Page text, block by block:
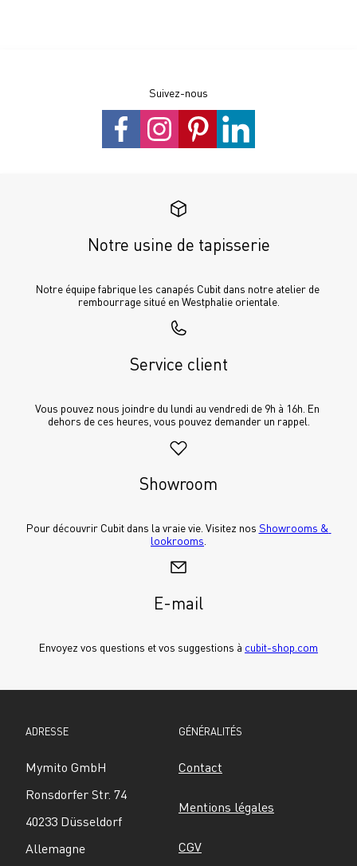
Suivez-nous
Notre usine de tapisserie
Notre équipe fabrique les canapés Cubit dans notre atelier de
rembourrage situé en Westphalie orientale.
Service client
Vous pouvez nous joindre du lundi au vendredi de 9h à 16h. En
dehors de ces heures, vous pouvez demander un rappel.
Showroom
Pour découvrir Cubit dans la vraie vie. Visitez nos Showrooms &
lookrooms
E-mail
Envoyez vos questions et vos suggestions à cubit-shop.com
ADRESSE
Mymito GmbH
Ronsdorfer Str. 74
40233 Düsseldorf
Allemagne
GÉNÉRALITÉS
Contact
Mentions légales
CGV